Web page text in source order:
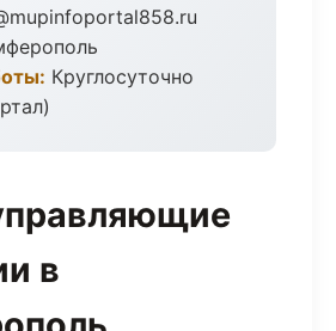
Круглосуточно
в